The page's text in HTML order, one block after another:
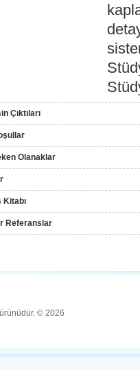
Çıktıları
Olanaklar
Kitabı
Referanslar
© 2026